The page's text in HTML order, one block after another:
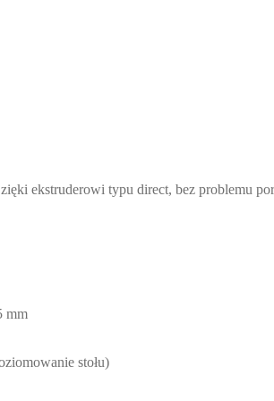
ekstruderowi typu direct, bez problemu
mm
stołu)